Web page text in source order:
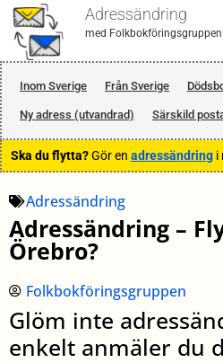
Adressändring
med Folkbokföringsgruppen
Inom Sverige Från Sverige
Ny adress (utvandrad) Särskild
Ska du flytta?Gör en adressändring i
Adressändring
Adressändring –
Örebro?
Folkbokföringsgruppen
Glöm inte
enkelt anmäler du